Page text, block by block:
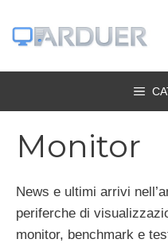
Monitor
News e ultimi arrivi
periferche di
monitor, benchmark e